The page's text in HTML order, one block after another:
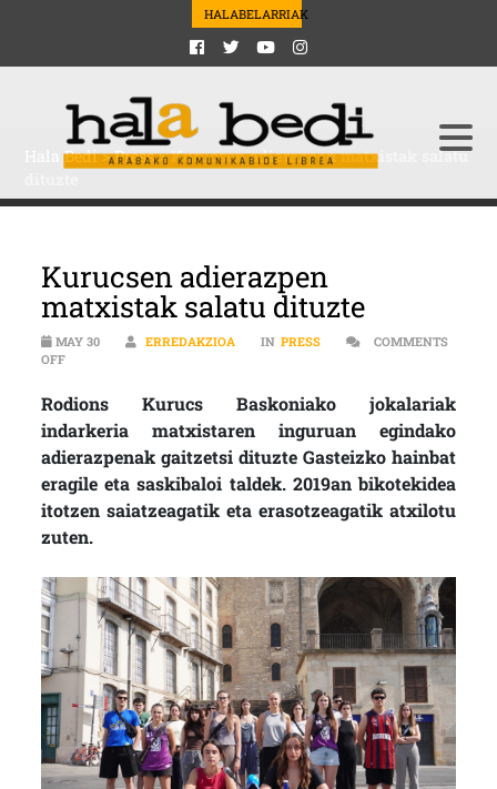
HALABELARRIAK
Hala Bedi>Press>Kurucsen adierazpen matxistak salatu
Kurucsen adierazpen
matxistak salatu dituzte
MAY 30 ERREDAKZIOA IN PRESS
COMMENTS
OFFON KURUCSEN ADIERAZPEN MATXISTAK SALATU DITUZTE
Rodions Kurucs Baskoniako jokalariak
indarkeria matxistaren inguruan egindako
adierazpenak gaitzetsi dituzte Gasteizko hainbat
eragile eta saskibaloi taldek. 2019an bikotekidea
itotzen saiatzeagatik eta erasotzeagatik atxilotu
zuten.